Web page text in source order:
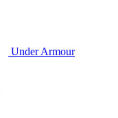
Under Armour